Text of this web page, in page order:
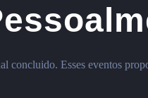
concluido. Esses eventos